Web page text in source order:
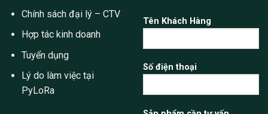
Chính sách đại lý – CTV
Hợp tác kinh doanh
Tuyển dụng
Lý do làm việc tại
PyLoRa
Tên Khách Hàng
Số điện thoại